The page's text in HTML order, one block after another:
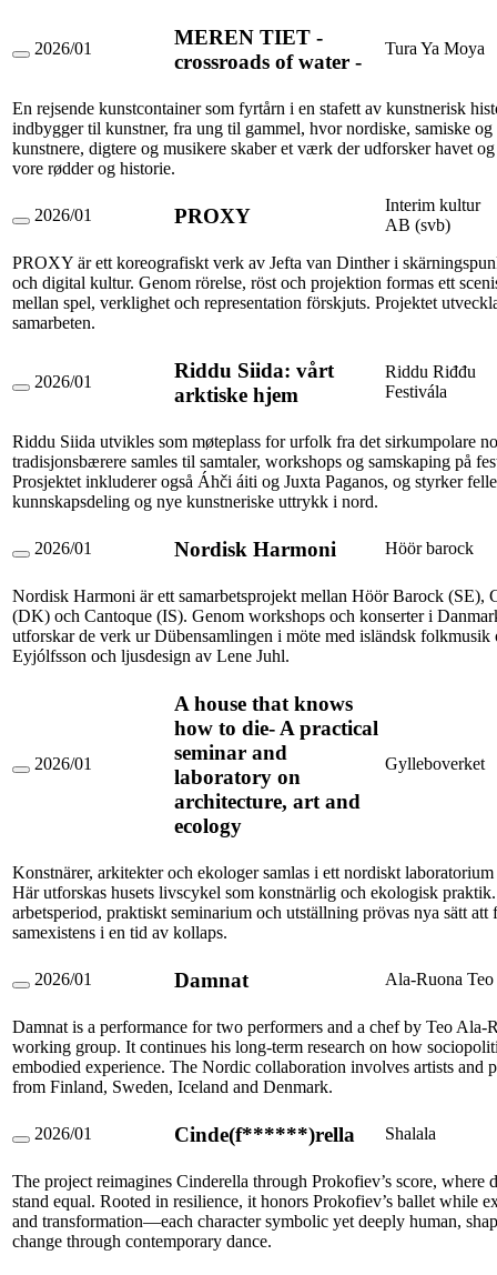
MEREN
crossroads
of
water
2026/01
MEREN TIET -
crossroads of water -
Tura Ya Moya
En rejsende kunstcontainer som fyrtårn i en stafett av kunstnerisk
indbygger til kunstner, fra ung til gammel, hvor nordiske, samiske og
kunstnere, digtere og musikere skaber et værk der udforsker havet
vore rødder og historie.
PROXY
2026/01 PROXY
Interim kultur
AB (svb)
PROXY är ett koreografiskt verk av Jefta van Dinther i
och digital kultur. Genom rörelse, röst och projektion formas ett
mellan spel, verklighet och representation förskjuts. Projektet
samarbeten.
Riddu
arktiske
hjem
2026/01
Riddu Siida: vårt
arktiske hjem
Riddu Riđđu
Festivála
Riddu Siida utvikles som møteplass for urfolk fra det sirkumpolare
tradisjonsbærere samles til samtaler, workshops og samskaping på
Prosjektet inkluderer også Áhči áiti og Juxta Paganos, og styrker
kunnskapsdeling og nye kunstneriske uttrykk i nord.
Nordisk
2026/01 Nordisk Harmoni Höör barock
Nordisk Harmoni är ett samarbetsprojekt mellan Höör Barock (SE),
(DK) och Cantoque (IS). Genom workshops och konserter i
utforskar de verk ur Dübensamlingen i möte med isländsk
Eyjólfsson och ljusdesign av Lene Juhl.
A
die-
A
practical
seminar
and
architecture,
and
ecology
2026/01
A house that knows
how to die- A practical
seminar and
laboratory on
architecture, art and
ecology
Gylleboverket
Konstnärer, arkitekter och ekologer samlas i ett nordiskt
Här utforskas husets livscykel som konstnärlig och ekologisk
arbetsperiod, praktiskt seminarium och utställning prövas nya sätt att
samexistens i en tid av kollaps.
Damnat
2026/01 Damnat Ala-Ruona Teo
Damnat is a performance for two performers and a chef by Teo Ala-
working group. It continues his long-term research on how
embodied experience. The Nordic collaboration involves artists and
from Finland, Sweden, Iceland and Denmark.
Cinde(f******)rella
2026/01 Cinde(f******)rella Shalala
The project reimagines Cinderella through Prokofiev’s score, where
stand equal. Rooted in resilience, it honors Prokofiev’s ballet while
and transformation—each character symbolic yet deeply human,
change through contemporary dance.